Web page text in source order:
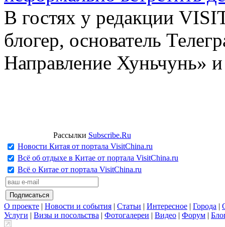
В гостях у редакции
блогер, основатель
Направление Хуньчунь»
Рассылки Subscribe.Ru
Новости Китая от портала VisitChina.ru
Всё об отдыхе в Китае от портала VisitChina.ru
Всё о Китае от портала VisitChina.ru
О проекте | Новости и события | Статьи | Интересное | Города |
Услуги | Визы и посольства | Фотогалереи | Видео | Форум |